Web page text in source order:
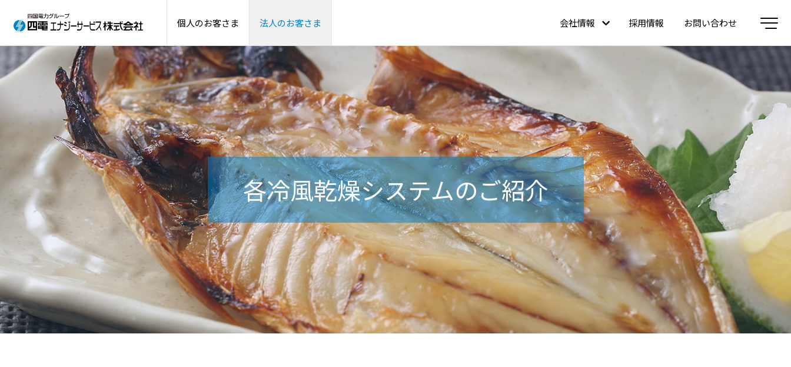
個人のお客さま 法人のお客さま 会社情報 採用情報 お問い合わせ
各冷風乾燥システムのご紹介